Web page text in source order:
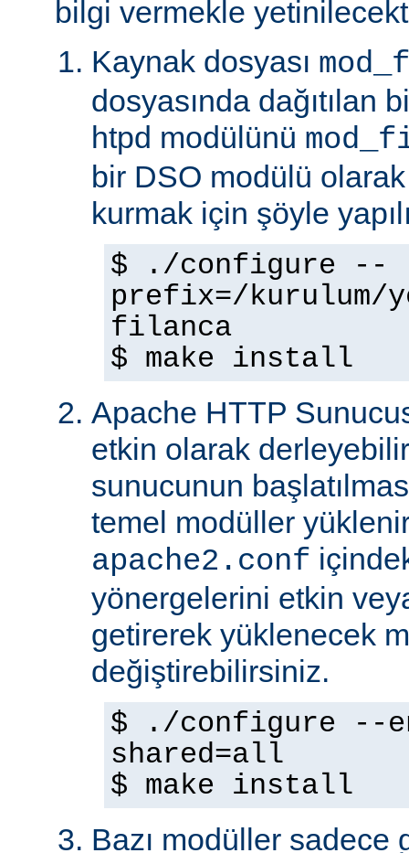
bilgi vermekle
Kaynak dosyası
dosyasında dağıtılan
htpd modülünü
bir DSO modülü
kurmak için şöyle
$ ./configure --
prefix=/kurulum/
filanca
$ make install
Apache HTTP
etkin olarak
sunucunun
temel modüller
apache2.conf
yönergelerini etkin
getirerek yüklenecek
değiştirebilirsiniz.
$ ./configure --
shared=all
$ make install
Bazı modüller